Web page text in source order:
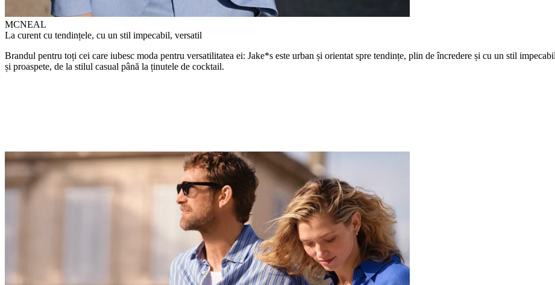
MCNEAL
La curent cu tendințele, cu un stil impecabil, versatil
Brandul pentru toți cei care iubesc moda pentru versatilitatea ei: Jake*s este urban și orientat spre tendințe, plin de încredere și cu un stil
și proaspete, de la stilul casual până la ținutele de cocktail.